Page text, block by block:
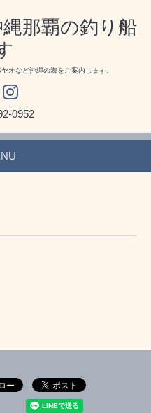
那覇の釣り船
オなど沖縄の海をご案内します。
0952